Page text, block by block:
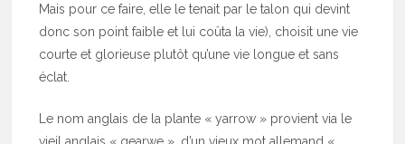
Mais pour ce faire, elle le tenait par le talon qui devint
donc son point faible et lui coûta la vie), choisit une vie
courte et glorieuse plutôt qu’une vie longue et sans
éclat.
Le nom anglais de la plante « yarrow » provient via le